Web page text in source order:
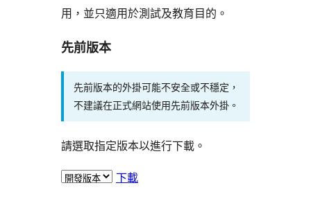
用，並只適用於測試及教育目的。
先前版本
先前版本的外掛可能不安全或不穩定，
不建議在正式網站使用先前版本外掛。
請選取指定版本以進行下載。
下載